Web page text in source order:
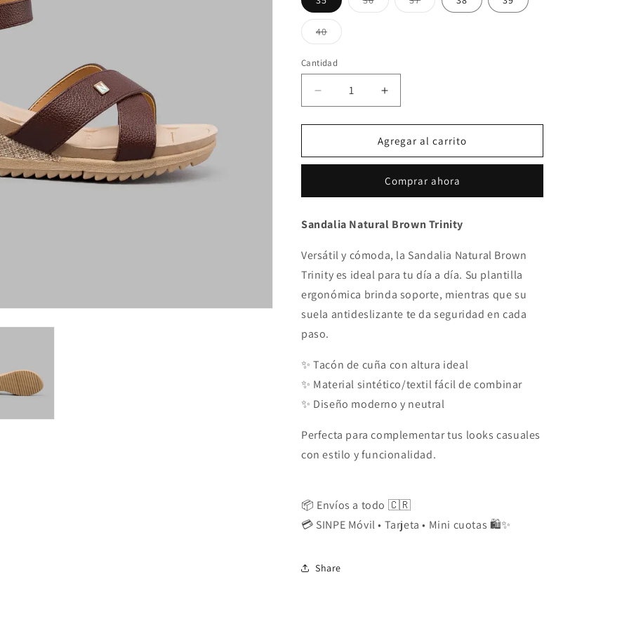
agotada agotada
40Variante
agotada
no
disponible
Cantidad
Cantidad
Reducir
cantidad
para
Natural
Aumentar
cantidad
para
Sandalia
Natural
Trinity
Agregar al carrito
Comprar ahora
Sandalia Natural Brown Trinity
Versátil y cómoda, la Sandalia Natural Brown
Trinity es ideal para tu día a día. Su plantilla
ergonómica brinda soporte, mientras que su
suela antideslizante te da seguridad en cada
paso.
✨ Tacón de cuña con altura ideal
✨ Material sintético/textil fácil de combinar
✨ Diseño moderno y neutral
Perfecta para complementar tus looks casuales
con estilo y funcionalidad.
📦 Envíos a todo 🇨🇷
💳 SINPE Móvil • Tarjeta • Mini cuotas 🛍️✨
Share